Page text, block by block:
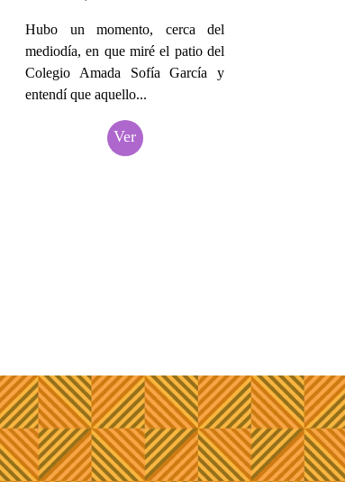
Hubo un momento, cerca del
mediodía, en que miré el patio del
Colegio Amada Sofía García y
entendí que aquello...
Ver